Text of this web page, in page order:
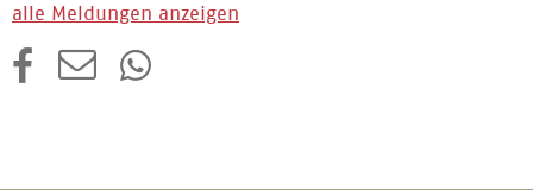
alle Meldungen anzeigen